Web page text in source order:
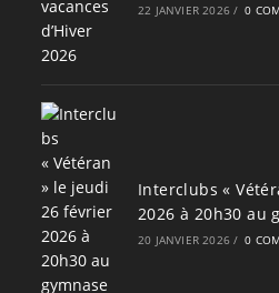
22 JANVIER 2026 / 0
Interclubs «
2026 à 20h30 au
20 JANVIER 2026 / 0